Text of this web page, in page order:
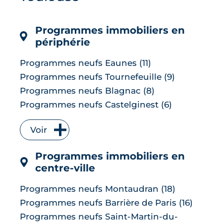
LIRE L'ARTICLE
Programmes immobiliers en
périphérie
Programmes neufs Eaunes (11)
Programmes neufs Tournefeuille (9)
Programmes neufs Blagnac (8)
Programmes neufs Castelginest (6)
Programmes neufs L'Union (6)
Programmes neufs Quint-Fonsegrives (6)
Programmes neufs Saint-Orens-de-
Gameville (5)
Programmes neufs Auzeville-Tolosane (4)
Programmes neufs Muret (4)
Programmes neufs Ramonville-Saint-
Voir
Programmes immobiliers en
centre-ville
Programmes neufs Montaudran (18)
Programmes neufs Barrière de Paris (16)
Programmes neufs Saint-Martin-du-